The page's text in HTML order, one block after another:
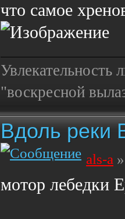
что самое
Увлекательность
"воскресной
Вдоль реки
als-a
мотор лебедки